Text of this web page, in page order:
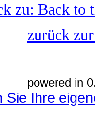
zu: Back to
zurück
powered in
Sie Ihre